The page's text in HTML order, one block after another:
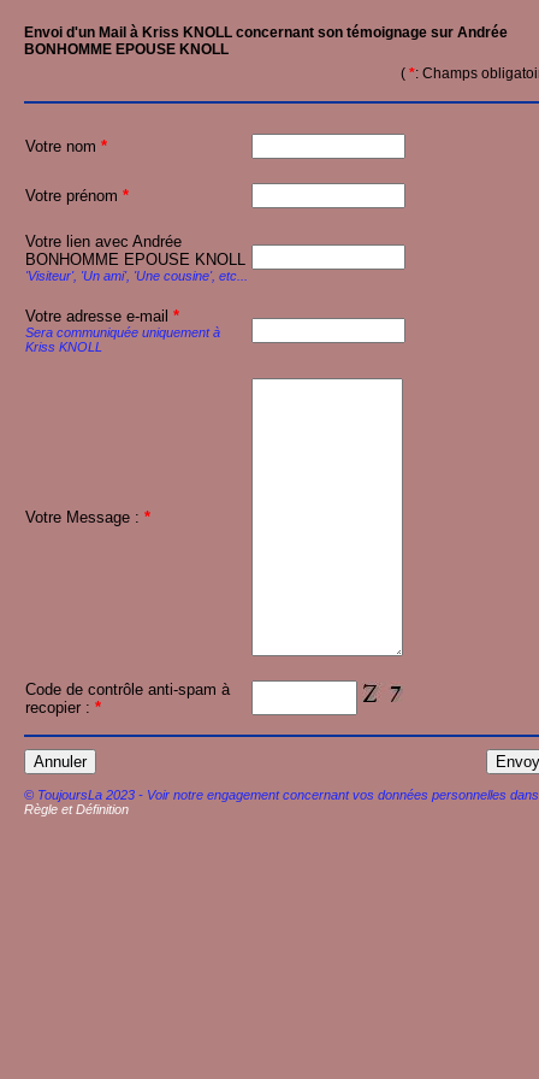
Envoi d'un Mail à Kriss KNOLL concernant son témoignage sur Andrée
BONHOMME EPOUSE KNOLL
( *: Champs
Votre nom *
Votre prénom *
Votre lien avec Andrée
BONHOMME EPOUSE KNOLL
'Visiteur', 'Un ami', 'Une cousine', etc...
Votre adresse e-mail *
Sera communiquée uniquement à
Kriss KNOLL
Votre Message : *
Code de contrôle anti-spam à
recopier : *
© ToujoursLa 2023 - Voir notre engagement concernant vos données personnelles dans
Règle et Définition